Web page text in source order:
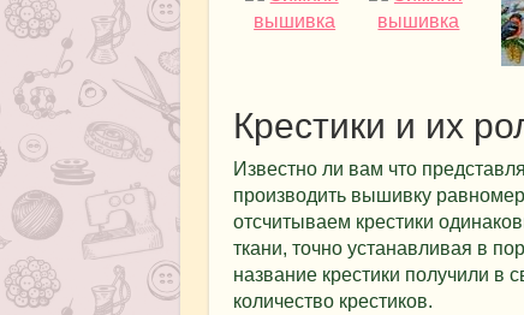
Крестики и их
Известно ли вам что
производить вышивку
отсчитываем крестики
ткани, точно устанавливая в
название крестики получили в
количество крестиков.